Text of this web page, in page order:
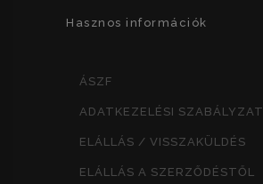
Hasznos információk
ÁSZF
ADATKEZELÉSI SZABÁLYZAT
ELÁLLÁS / VISSZAKÜLDÉS
ELÁLLÁS A SZERZŐDÉSTŐL